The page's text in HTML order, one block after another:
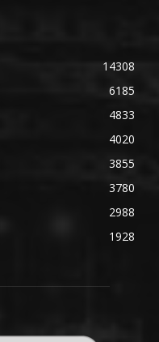
14308
6185
4833
4020
3855
3780
2988
1928